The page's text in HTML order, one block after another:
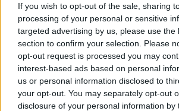
If you wish to opt-out of the sale, sharing
processing of your personal or sensitive
targeted advertising by us, please use the
section to confirm your selection. Please
opt-out request is processed you may
interest-based ads based on personal
us or personal information disclosed to
your opt-out. You may separately opt-out
disclosure of your personal information by
Lavori stradali interesseranno vari punti del
partire da lunedì 21 ottobre: fino al primo
divieto di utilizzare il marciapiede di via Marco
69/1 per 5 metri di lunghezza con orario 8,30
Nell’adiacente carreggiata scatta il divieto di
esteso anche a un tratto di 15 metri limitrofo
Attenzione al senso unico alternato regolato
69/1 all’intersezione con la viabilità
Perennio.